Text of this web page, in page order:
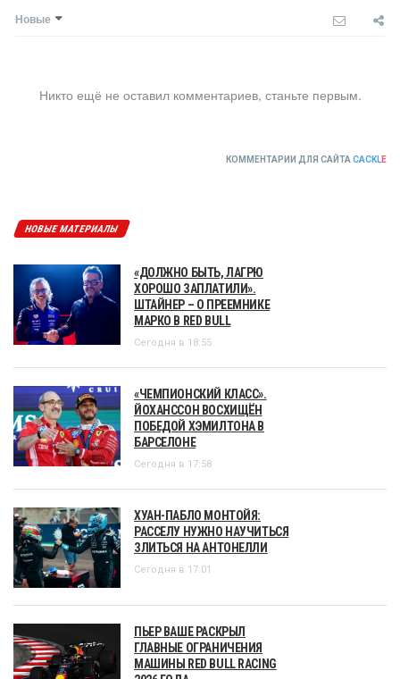
Новые
Никто ещё не оставил комментариев, станьте первым.
КОММЕНТАРИИ ДЛЯ САЙТА CACKLE
НОВЫЕ МАТЕРИАЛЫ
«ДОЛЖНО БЫТЬ, ЛАГРЮ
ХОРОШО ЗАПЛАТИЛИ».
ШТАЙНЕР – О ПРЕЕМНИКЕ
МАРКО В RED BULL
Сегодня в 18:55
«ЧЕМПИОНСКИЙ КЛАСС».
ЙОХАНССОН ВОСХИЩЁН
ПОБЕДОЙ ХЭМИЛТОНА В
БАРСЕЛОНЕ
Сегодня в 17:58
ХУАН-ПАБЛО МОНТОЙЯ:
РАССЕЛУ НУЖНО НАУЧИТЬСЯ
ЗЛИТЬСЯ НА АНТОНЕЛЛИ
Сегодня в 17:01
ПЬЕР ВАШЕ РАСКРЫЛ
ГЛАВНЫЕ ОГРАНИЧЕНИЯ
МАШИНЫ RED BULL RACING